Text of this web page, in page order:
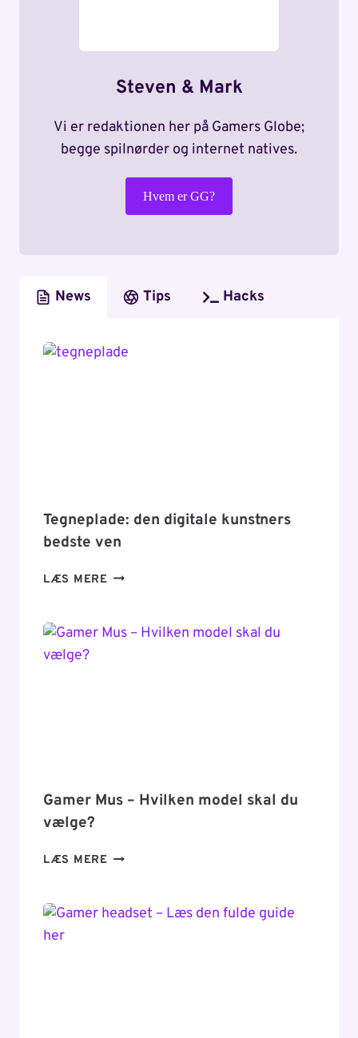
Steven & Mark
Vi er redaktionen her på Gamers Globe;
begge spilnørder og internet natives.
Hvem er GG?
News Tips Hacks
Tegneplade: den digitale kunstners
bedste ven
LÆS MERE TEGNEPLADE:
KUNSTNERS
Gamer Mus – Hvilken model skal du
vælge?
LÆS MERE GAMER
HVILKEN